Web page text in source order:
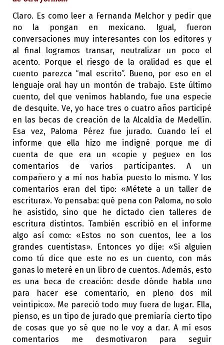
Claro. Es como leer a Fernanda Melchor y pedir que
no la pongan en mexicano. Igual, fueron
conversaciones muy interesantes con los editores y
al final logramos transar, neutralizar un poco el
acento. Porque el riesgo de la oralidad es que el
cuento parezca “mal escrito”. Bueno, por eso en el
lenguaje oral hay un montón de trabajo. Este último
cuento, del que venimos hablando, fue una especie
de desquite. Ve, yo hace tres o cuatro años participé
en las becas de creación de la Alcaldía de Medellín.
Esa vez, Paloma Pérez fue jurado. Cuando leí el
informe que ella hizo me indigné porque me di
cuenta de que era un «copie y pegue» en los
comentarios de varios participantes. A un
compañero y a mí nos había puesto lo mismo. Y los
comentarios eran del tipo: «Métete a un taller de
escritura». Yo pensaba: qué pena con Paloma, no solo
he asistido, sino que he dictado cien talleres de
escritura distintos. También escribió en el informe
algo así como: «Estos no son cuentos, lee a los
grandes cuentistas». Entonces yo dije: «Si alguien
como tú dice que este no es un cuento, con más
ganas lo meteré en un libro de cuentos. Además, esto
es una beca de creación: desde dónde habla uno
para hacer ese comentario, en pleno dos mil
veintipico». Me pareció todo muy fuera de lugar. Ella,
pienso, es un tipo de jurado que premiaría cierto tipo
de cosas que yo sé que no le voy a dar. A mí esos
comentarios me desmotivaron para seguir